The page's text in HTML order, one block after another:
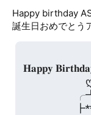
Happy birthday
誕生日おめでとう
𝐇𝐚𝐩𝐩𝐲